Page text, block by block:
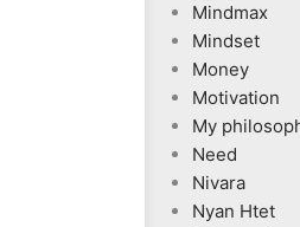
Mindmax
Mindset
Money
Motivation
My
Need
Nivara
Nyan Htet